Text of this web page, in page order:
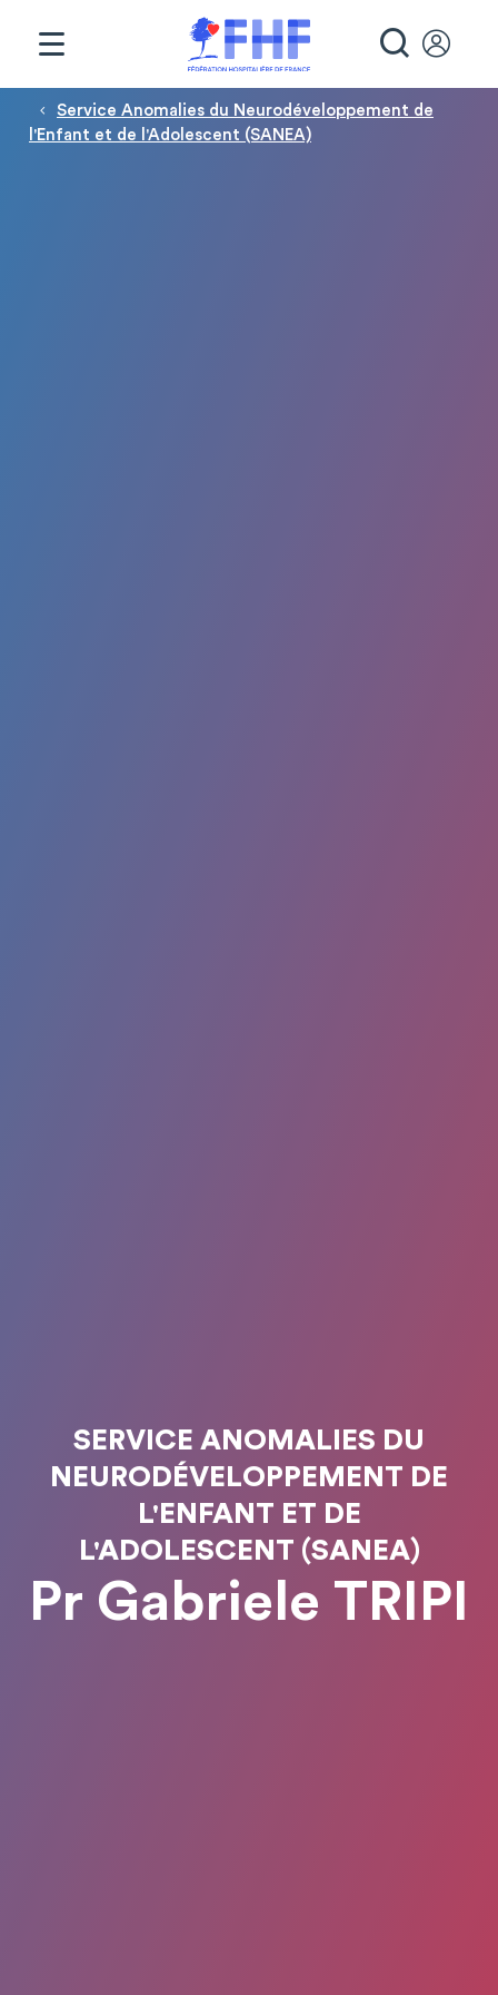
Fil d'Ariane
Service Anomalies du Neurodéveloppement de
l'Enfant et de l'Adolescent (SANEA)
SERVICE ANOMALIES DU
NEURODÉVELOPPEMENT DE
L'ENFANT ET DE
L'ADOLESCENT (SANEA)
Pr Gabriele TRIPI
Panneau de gestion des cookies